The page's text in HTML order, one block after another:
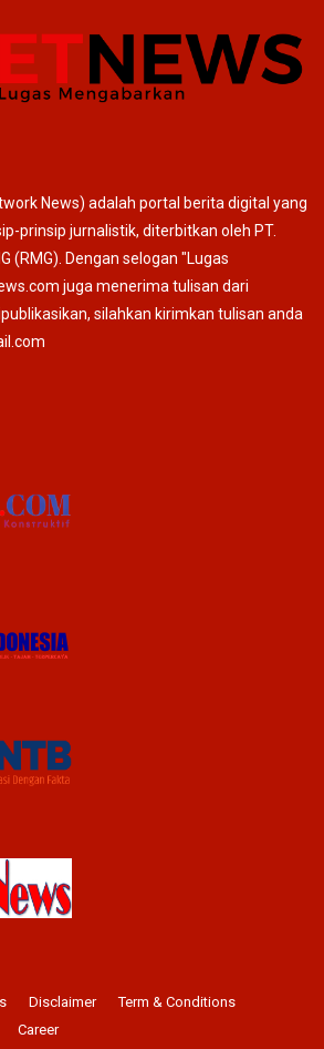
News) adalah portal berita digital yang
prinsip jurnalistik, diterbitkan oleh PT.
(RMG). Dengan selogan "Lugas
juga menerima tulisan dari
silahkan kirimkan tulisan anda
Disclaimer
Term & Conditions
Career